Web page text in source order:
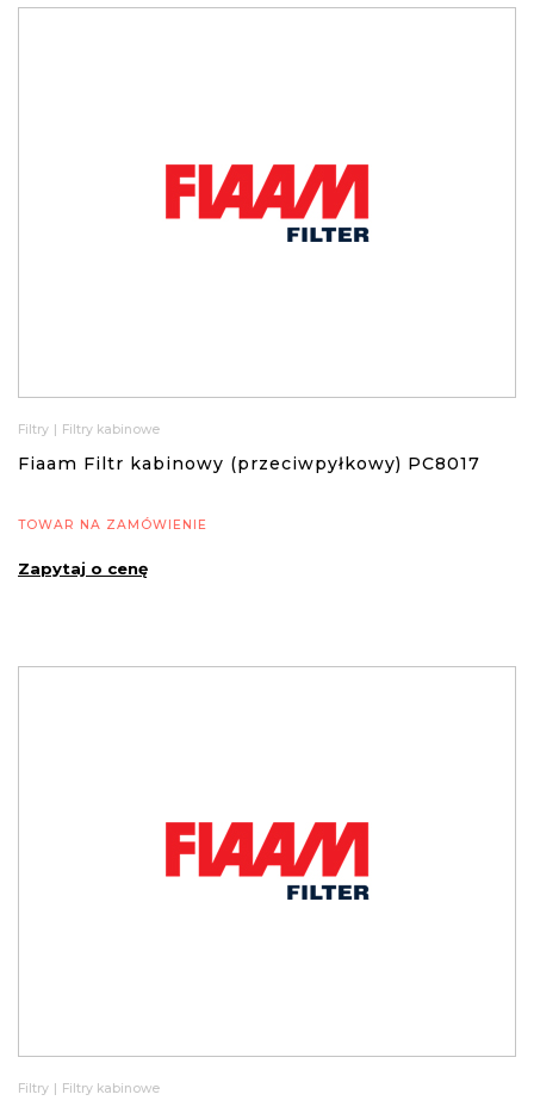
Filtry Filtry kabinowe
Fiaam Filtr kabinowy (przeciwpyłkowy) PC8017
TOWAR NA ZAMÓWIENIE
Zapytaj o cenę
Filtry | Filtry kabinowe